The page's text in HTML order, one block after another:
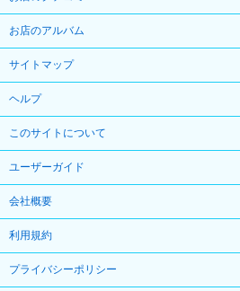
お店のアルバム
サイトマップ
ヘルプ
このサイトについて
ユーザーガイド
会社概要
利用規約
プライバシーポリシー